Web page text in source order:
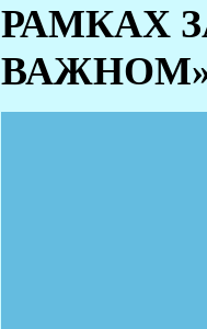
РАМКАХ